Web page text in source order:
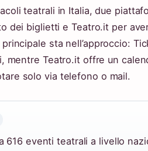
teatrali in Italia, due
dei biglietti e Teatro.it per
sta nell’approccio:
mentre Teatro.it offre un
solo via telefono o mail.
616 eventi teatrali a livello